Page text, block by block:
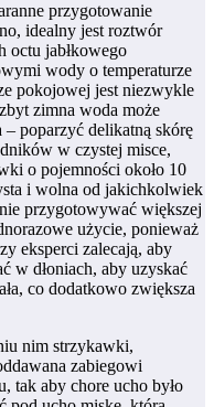
przygotowanie
idealny jest roztwór
octu jabłkowego
wody o temperaturze
pokojowej jest niezwykle
zimna woda może
poparzyć delikatną skórę
w czystej misce,
o pojemności około 10
i wolna od jakichkolwiek
przygotowywać większej
użycie, ponieważ
eksperci zalecają, aby
w dłoniach, aby uzyskać
co dodatkowo zwiększa
nim strzykawki,
zabiegowi
tak aby chore ucho było